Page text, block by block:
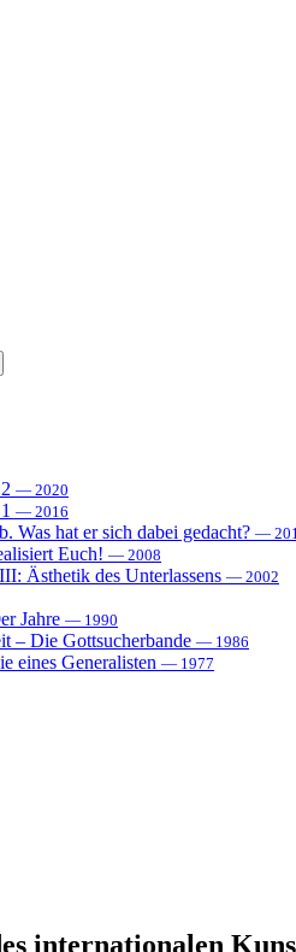
— 2020
— 2016
Was hat er sich dabei gedacht? —
Euch! — 2008
Ästhetik des Unterlassens — 2002
Jahre — 1990
– Die Gottsucherbande — 1986
eines Generalisten — 1977
internationalen